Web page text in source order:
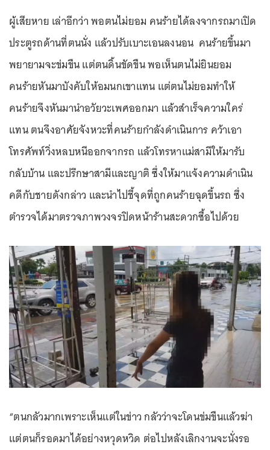
ผู้เสียหาย เล่าอีกว่า พอตนไม่ยอม คนร้ายได้ลงจากรถมาเปิด
ประตูรถด้านที่ตนนั่ง แล้วปรับเบาะเอนลงนอน คนร้ายขึ้นมา
พยายามจะข่มขืน แต่ตนดิ้นขัดขืน พอเห็นตนไม่ยินยอม
คนร้ายหันมาบังคับให้อมนกเขาแทน แต่ตนไม่ยอมทำให้
คนร้ายจึงหันมานำอวัยวะเพศออกมา แล้วสำเร็จความใคร่
แทน ตนจึงอาศัยจังหวะที่คนร้ายกำลังดำเนินการ คว้าเอา
โทรศัพท์วิ่งหลบหนีออกจากรถ แล้วโทรหาแม่สามีให้มารับ
กลับบ้าน และปรึกษาสามีและญาติ ซึ่งให้มาแจ้งความดำเนิน
คดีกับชายดังกล่าว และนำไปชี้จุดที่ถูกคนร้ายฉุดขึ้นรถ ซึ่ง
ตำรวจได้มาตรวจภาพวงจรปิดหน้าร้านสะดวกซื้อไปด้วย
“ตนกลัวมากเพราะเห็นแต่ในข่าว กลัวว่าจะโดนข่มขืนแล้วฆ่า
แต่ตนก็รอดมาได้อย่างหวุดหวิด ต่อไปหลังเลิกงานจะนั่งรอ